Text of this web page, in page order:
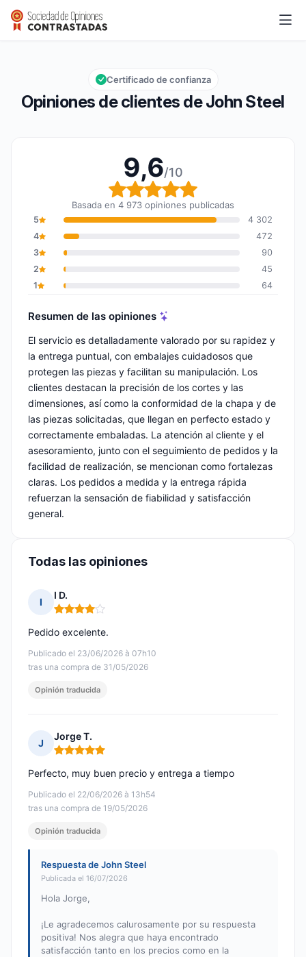
John Steel
Calificación global: 9,6 de 10
9,6/10
Opiniones de clientes de John Steel
Certificado de confianza
9,6/10
Calificación global: 9,6
Basada en 4 973 opiniones publicadas
5
4 302
4
472
3
90
2
45
1
64
Resumen de las opiniones
El servicio es detalladamente valorado por su rapidez y
la entrega puntual, con embalajes cuidadosos que
protegen las piezas y facilitan su manipulación. Los
clientes destacan la precisión de los cortes y las
dimensiones, así como la conformidad de la chapa y de
las piezas solicitadas, que llegan en perfecto estado y
correctamente embaladas. La atención al cliente y el
asesoramiento, junto con el seguimiento de pedidos y la
facilidad de realización, se mencionan como fortalezas
claras. Los pedidos a medida y la entrega rápida
refuerzan la sensación de fiabilidad y satisfacción
general.
Todas las opiniones
I
I D.
Nota: 4 de 5
Publicado el 23/06/2026 à 07h10
tras una compra de 31/05/2026
Pedido excelente.
Opinión traducida
J
Jorge T.
Nota: 5 de 5
Publicado el 22/06/2026 à 13h54
tras una compra de 19/05/2026
Perfecto, muy buen precio y entrega a tiempo
Opinión traducida
Respuesta de John Steel
Publicada el 16/07/2026
Hola Jorge,
¡Le agradecemos calurosamente por su respuesta
positiva! Nos alegra que haya encontrado
satisfacción tanto en los precios como en la